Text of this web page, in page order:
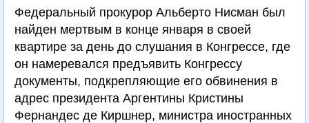
Федеральный прокурор Альберто Нисман был
найден мертвым в конце января в своей
квартире за день до слушания в Конгрессе, где
он намеревался предъявить Конгрессу
документы, подкрепляющие его обвинения в
адрес президента Аргентины Кристины
Фернандес де Киршнер, министра иностранных